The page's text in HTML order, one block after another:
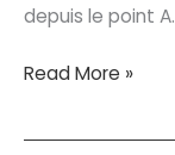
depuis le point A.
Le
Read More »